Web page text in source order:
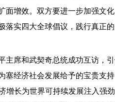
增效。双方要进一步加强文
实四大全球倡议，践行真正
席和武契奇总统成功互访，
经济社会发展给予的宝贵支
长为世界可持续发展注入强